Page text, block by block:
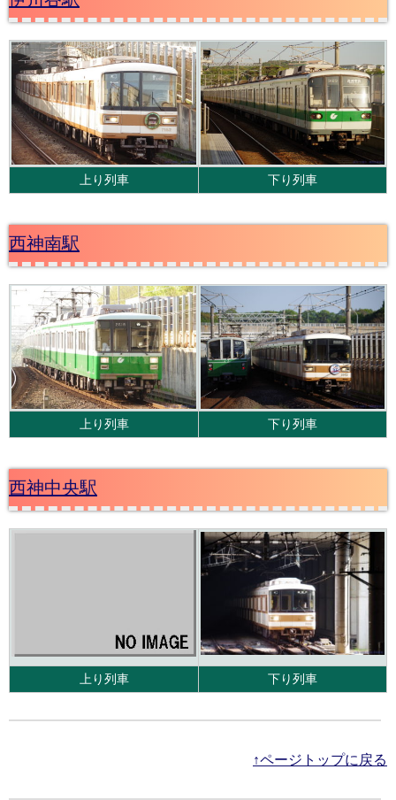
上り列車 下り列車
西神南駅
上り列車 下り列車
西神中央駅
上り列車 下り列車
↑ページトップに戻る